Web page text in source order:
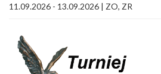
11.09.2026 - 13.09.2026 | ZO, ZR